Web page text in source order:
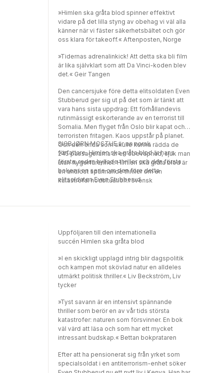
»Himlen ska gråta blod spinner effektivt
vidare på det lilla styng av obehag vi väl alla
känner när vi fäster säkerhetsbältet och gör
oss klara för takeoff.« Aftenposten, Norge
»Tidernas adrenalinkick! Att detta ska bli film
är lika självklart som att Da Vinci-koden blev
det.« Geir Tangen
Den cancersjuke före detta elitsoldaten Even
Stubberud ger sig ut på det som är tänkt att
vara hans sista uppdrag: Ett förhållandevis
rutinmässigt eskorterande av en terrorist till
Somalia. Men flyget från Oslo blir kapat och
terroristen fritagen. Kaos uppstår på planet.
Och den enda som skulle kunna rädda de
245 passagerarna är en obeväpnad, sjuk man
utan flygerfarenhet. Himlen ska gråta blod är
en andlöst spännande thriller om en
katastrofal nödsituation.I svensk
SIGBJØRN MOSTUE är en norsk
författare. Himlen ska gråta blod är hans
första, redan hyllade thriller och den första
boken i en serie om den före detta
elitsoldaten Even Stubberud.
regissören Tommy Wirkola som tilltänkt
Uppföljaren till den internationella
succén Himlen ska gråta blod
»I en skickligt upplagd intrig blir dagspolitik
och kampen mot skövlad natur en alldeles
utmärkt politisk thriller.« Liv Beckström, Liv
tycker
»Tyst savann är en intensivt spännande
thriller som berör en av vår tids största
katastrofer: naturen som försvinner. En bok
väl värd att läsa och som har ett mycket
intressant budskap.« Bettan bokprataren
Efter att ha pensionerat sig från yrket som
specialsoldat i en antiterrorism-enhet söker